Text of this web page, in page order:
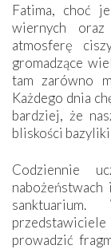
Fatima, choć
wiernych oraz
atmosferę
gromadzące
tam zarówno
Każdego dnia
bardziej, że
bliskości
Codziennie
prowadzić